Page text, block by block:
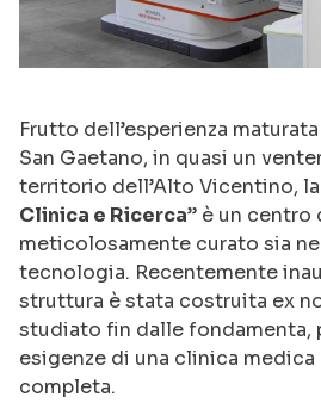
Frutto dell’esperienza
San Gaetano, in quasi un
territorio dell’Alto Vicentino, la
Clinica e Ricerca” è un centro
meticolosamente curato sia
tecnologia. Recentemente
struttura è stata costruita ex
studiato fin dalle fondamenta,
esigenze di una clinica medica
completa.